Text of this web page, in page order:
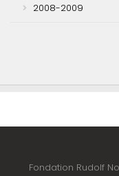
2008-2009
Fondation Rudolf